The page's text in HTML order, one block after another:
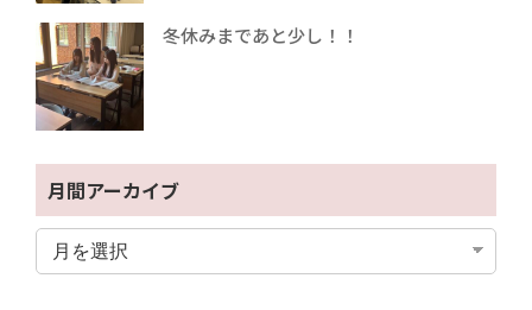
冬休みまであと少し！！
月間アーカイブ